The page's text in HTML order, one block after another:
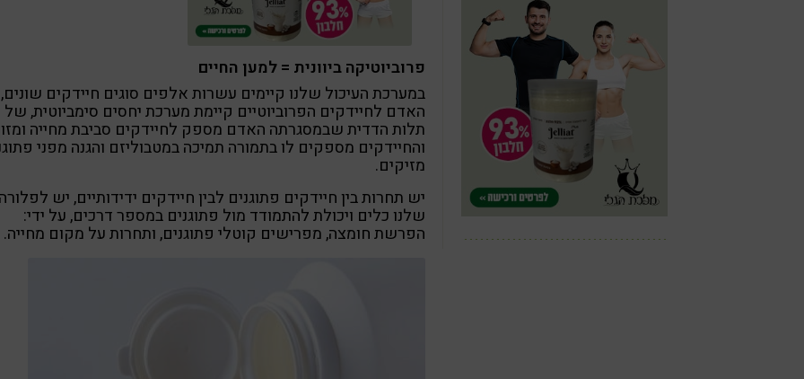
פרוביוטיקה ביוונית = למען החיים
במערכת העיכול שלנו קיימים עשרות אלפים סוגים חיידקים שונים,
האדם לחיידקים הפרוביוטיים קיימת מערכת יחסים סימביוטית, של
תלות הדדית שבמסגרתה האדם מספק לחיידקים סביבת מחייה
והחיידקים מספקים לו בתמורה תמיכה במטבוליזם והגנה מפני
מזיקים.
יש תחרות בין חיידקים פתוגנים לבין חיידקים ידידותיים, יש לפלורה
שלנו כלים ויכולת להתמודד מול פתוגנים במספר דרכים, על ידי:
הפרשת חומצה, מפרישים קוטלי פתוגנים, ותחרות על מקום מחייה.